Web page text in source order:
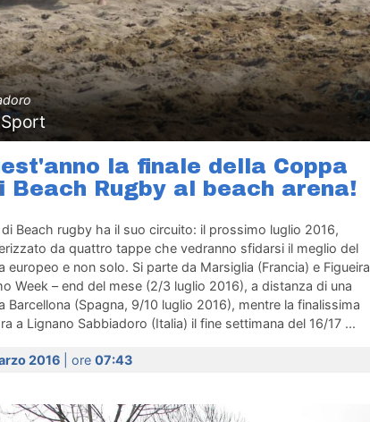
la finale della Coppa
Beach Rugby al beach arena!
Beach rugby ha il suo circuito: il prossimo luglio 2016,
da quattro tappe che vedranno sfidarsi il meglio del
europeo e non solo. Si parte da Marsiglia (Francia) e Figueira
Week – end del mese (2/3 luglio 2016), a distanza di una
Barcellona (Spagna, 9/10 luglio 2016), mentre la finalissima
a Lignano Sabbiadoro (Italia) il fine settimana del 16/17 ...
2016 | ore 07:43